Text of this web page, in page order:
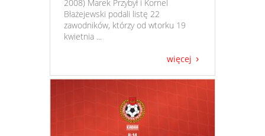
2008) Marek Przybył i Kornel
Błażejewski podali listę 22
zawodników, którzy od wtorku 19
kwietnia ...
więcej